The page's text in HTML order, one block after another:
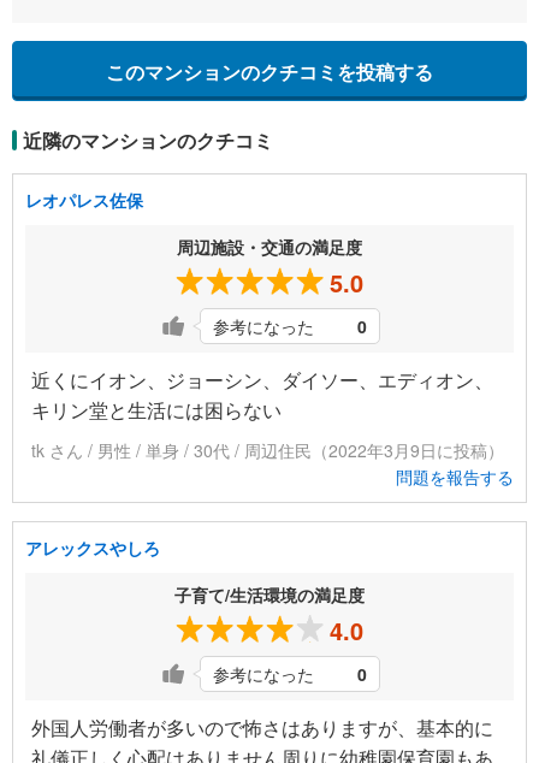
このマンションのクチコミを投稿する
近隣のマンションのクチコミ
レオパレス佐保
周辺施設・交通の満足度
5.0
参考になった 0
近くにイオン、ジョーシン、ダイソー、エディオン、
キリン堂と生活には困らない
tk さん / 男性 / 単身 / 30代 / 周辺住民（2022年3月9日に投稿）
問題を報告する
アレックスやしろ
子育て/生活環境の満足度
4.0
参考になった 0
外国人労働者が多いので怖さはありますが、基本的に